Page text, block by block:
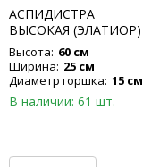
АСПИДИСТРА
ВЫСОКАЯ (ЭЛАТИОР)
Высота: 60 см
Ширина: 25 см
Диаметр горшка: 15 см
В наличии: 61 шт.